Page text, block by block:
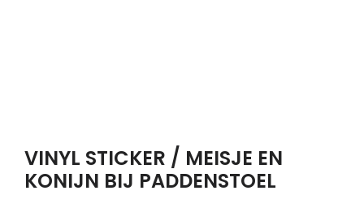
VINYL STICKER / MEISJE EN
KONIJN BIJ PADDENSTOEL